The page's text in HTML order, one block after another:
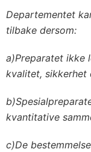
Departementet
tilbake dersom:
a)Preparatet ikke
kvalitet, sikkerhet
kvantitative
c)De